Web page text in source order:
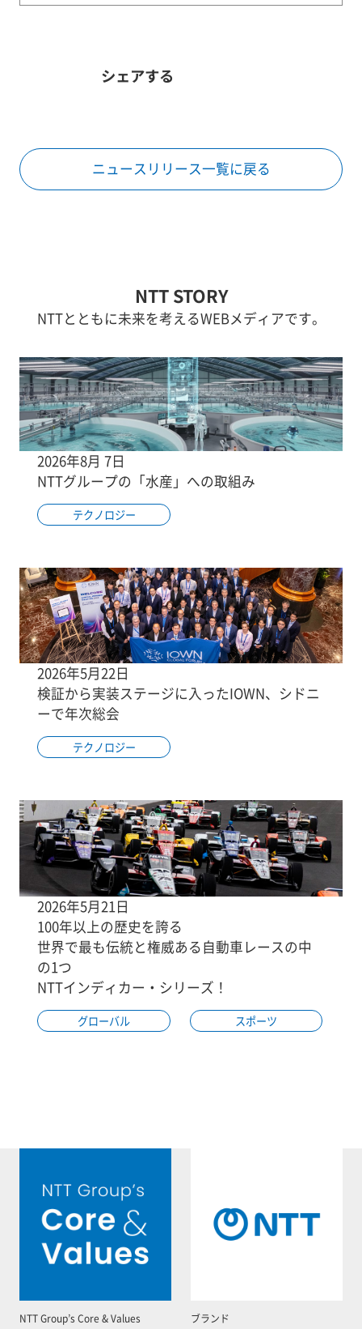
シェアする
ニュースリリース一覧に戻る
NTT STORY
NTTとともに未来を考えるWEBメディアです。
2026年8月 7日
NTTグループの「水産」への取組み
テクノロジー
2026年5月22日
検証から実装ステージに入ったIOWN、シドニ
ーで年次総会
テクノロジー
2026年5月21日
100年以上の歴史を誇る
世界で最も伝統と権威ある自動車レースの中
の1つ
NTTインディカー・シリーズ！
グローバル スポーツ
NTT Group’s Core & Values ブランド